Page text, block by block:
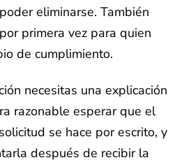
eliminarse. También
primera vez para quien
de cumplimiento.
necesitas una explicación
razonable esperar que el
se hace por escrito, y
después de recibir la